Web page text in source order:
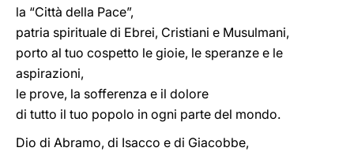
la “Città della Pace”,
patria spirituale di Ebrei, Cristiani e Musulmani,
porto al tuo cospetto le gioie, le speranze e le
aspirazioni,
le prove, la sofferenza e il dolore
di tutto il tuo popolo in ogni parte del mondo.
Dio di Abramo, di Isacco e di Giacobbe,